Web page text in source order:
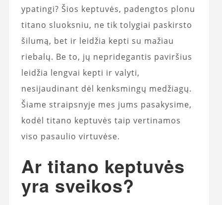
ypatingi? Šios keptuvės, padengtos plonu
titano sluoksniu, ne tik tolygiai paskirsto
šilumą, bet ir leidžia kepti su mažiau
riebalų. Be to, jų nepridegantis paviršius
leidžia lengvai kepti ir valyti,
nesijaudinant dėl ​​kenksmingų medžiagų.
Šiame straipsnyje mes jums pasakysime,
kodėl titano keptuvės taip vertinamos
viso pasaulio virtuvėse.
Ar titano keptuvės
yra sveikos?